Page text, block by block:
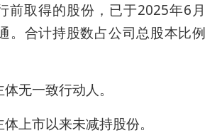
前取得的股份，已于2025年6月
。合计持股数占公司总股本比例
无一致行动人。
上市以来未减持股份。